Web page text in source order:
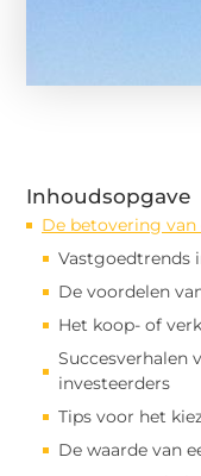
Inhoudsopgave
De betovering
Vastgoedtrends
De voordelen
Het koop- of
Succesverhalen
investeerders
Tips voor het
De waarde van